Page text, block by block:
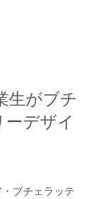
生がブチ
デザイ
ブチェラッテ